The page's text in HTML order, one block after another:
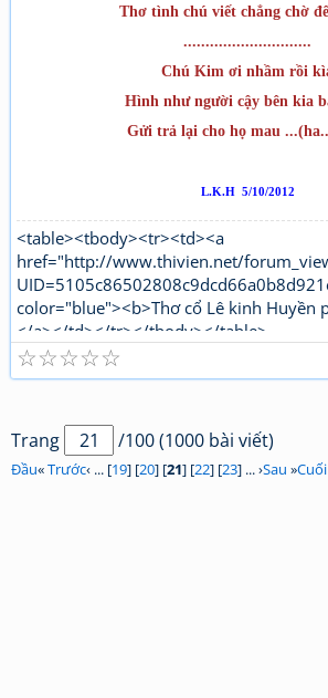
Thơ tình chú viết chẳng chờ
.............................
Chú Kim ơi nhầm rồi
Hình nh­ư ng­ười cậy bên kia
Gửi trả lại cho họ mau
L.K.H 5/10/2012
<table><tbody><tr><td><a
href="http://www.thivien.net/
color="blue"><b>Thơ cổ Lê kinh Huyền
</a></td></tr></tbody></table>
"http://www.thivien.net/
</tr></tbody></table>[/html]
☆
☆
☆
☆
☆
Trang /100 (1000 bài viết)
Đầu«Trước‹ ... [19] [20] [21] [22] [23] ... ›Sau »Cuối